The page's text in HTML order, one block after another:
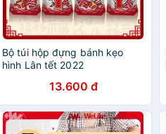
Bộ túi hộp đựng bánh kẹo
hình Lân tết 2022
13.600 đ